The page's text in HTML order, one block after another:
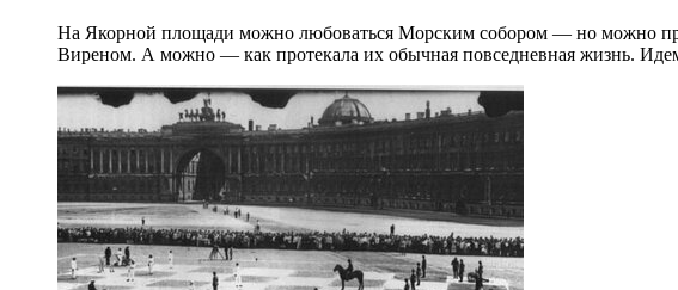
На Якорной площади можно любоваться Морским собором — но можно
Виреном. А можно — как протекала их обычная повседневная жизнь.